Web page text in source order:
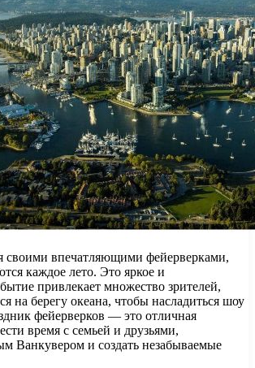
своими впечатляющими фейерверками,
каждое лето. Это яркое и
привлекает множество зрителей,
на берегу океана, чтобы насладиться шоу
фейерверков — это отличная
время с семьей и друзьями,
Ванкувером и создать незабываемые